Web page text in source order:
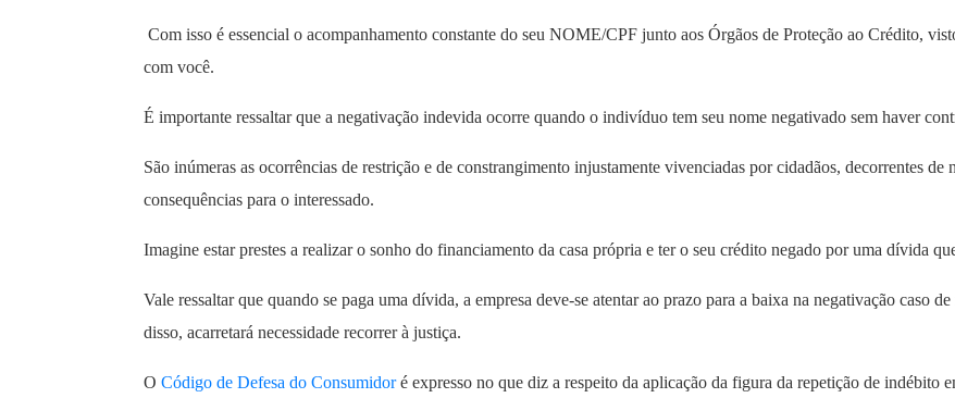
Com isso é essencial o acompanhamento constante do seu NOME/CPF junto aos Órgãos de Proteção ao Crédito,
com você.
É importante ressaltar que a negativação indevida ocorre quando o indivíduo tem seu nome negativado sem haver
São inúmeras as ocorrências de restrição e de constrangimento injustamente vivenciadas por cidadãos, decorrentes
consequências para o interessado.
Imagine estar prestes a realizar o sonho do financiamento da casa própria e ter o seu crédito negado por uma dívida
Vale ressaltar que quando se paga uma dívida, a empresa deve-se atentar ao prazo para a baixa na negativação caso
disso, acarretará necessidade recorrer à justiça.
O Código de Defesa do Consumidoré expresso no que diz a respeito da aplicação da figura da repetição de indébito